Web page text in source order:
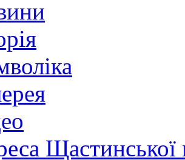
Щастинської